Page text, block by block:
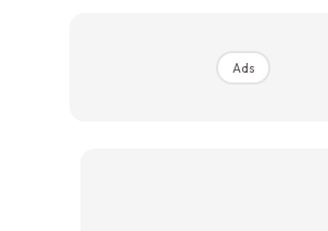
Ads